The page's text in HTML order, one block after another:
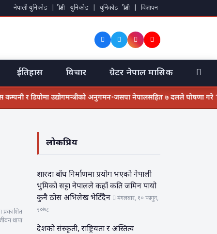
नेपाली युनिकोड प्रीती - युनिकोड युनिकोड - प्रीती विज्ञापन
ईतिहास विचार ग्रेटर नेपाल मासिक
र डिपोमा उद्योगमन्त्रीको अनुगमन•जसपा नेपालसहित ७ दलले घोषणा गरे
प्रकाशित
थापा
लोकप्रिय
शारदा बाँध निर्माणमा प्रयोग भएको नेपाली
भुमिको सट्टा नेपालले कहाँ कति जमिन पायो
कुनै ठोस अभिलेख भेटिँदैन
मंगलबार, १० फागुन,
२०७८
देशको संस्कृती, राष्ट्रियता र अस्तित्व